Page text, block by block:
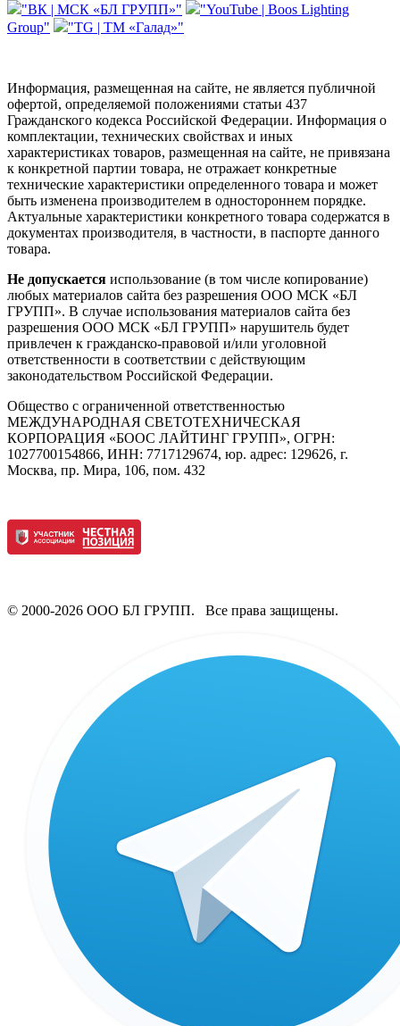
"ВК | МСК «БЛ ГРУПП»"
"YouTube | Boos Lighting
Group"
"TG | ТМ «Галад»"
Информация, размещенная на сайте, не является публичной
офертой, определяемой положениями статьи 437
Гражданского кодекса Российской Федерации. Информация о
комплектации, технических свойствах и иных
характеристиках товаров, размещенная на сайте, не привязана
к конкретной партии товара, не отражает конкретные
технические характеристики определенного товара и может
быть изменена производителем в одностороннем порядке.
Актуальные характеристики конкретного товара содержатся в
документах производителя, в частности, в паспорте данного
товара.
Не допускается использование (в том числе копирование)
любых материалов сайта без разрешения ООО МСК «БЛ
ГРУПП». В случае использования материалов сайта без
разрешения ООО МСК «БЛ ГРУПП» нарушитель будет
привлечен к гражданско-правовой и/или уголовной
ответственности в соответствии с действующим
законодательством Российской Федерации.
Общество с ограниченной ответственностью
МЕЖДУНАРОДНАЯ СВЕТОТЕХНИЧЕСКАЯ
КОРПОРАЦИЯ «БООС ЛАЙТИНГ ГРУПП», ОГРН:
1027700154866, ИНН: 7717129674, юр. адрес: 129626, г.
Москва, пр. Мира, 106, пом. 432
© 2000-2026 ООО БЛ ГРУПП. Все права защищены.